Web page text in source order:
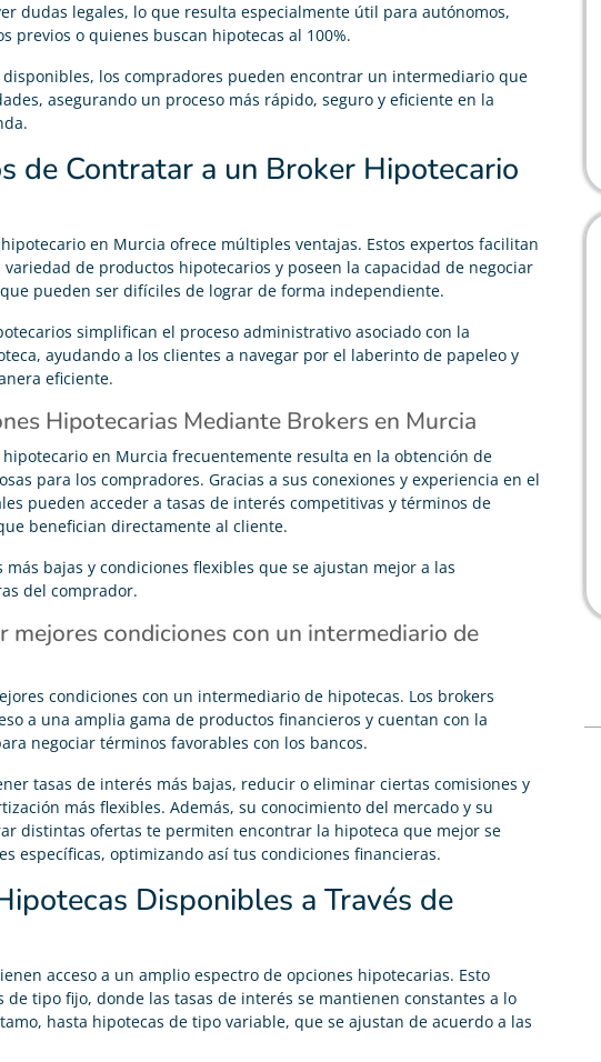
dudas legales, lo que resulta especialmente útil para autónomos,
previos o quienes buscan hipotecas al 100%.
los compradores pueden encontrar un intermediario que
asegurando un proceso más rápido, seguro y eficiente en la
de Contratar a un Broker Hipotecario
en Murcia ofrece múltiples ventajas. Estos expertos facilitan
variedad de productos hipotecarios y poseen la capacidad de negociar
pueden ser difíciles de lograr de forma independiente.
simplifican el proceso administrativo asociado con la
ayudando a los clientes a navegar por el laberinto de papeleo y
eficiente.
Hipotecarias Mediante Brokers en Murcia
en Murcia frecuentemente resulta en la obtención de
para los compradores. Gracias a sus conexiones y experiencia en el
pueden acceder a tasas de interés competitivas y términos de
benefician directamente al cliente.
bajas y condiciones flexibles que se ajustan mejor a las
del comprador.
mejores condiciones con un intermediario de
condiciones con un intermediario de hipotecas. Los brokers
a una amplia gama de productos financieros y cuentan con la
negociar términos favorables con los bancos.
tasas de interés más bajas, reducir o eliminar ciertas comisiones y
más flexibles. Además, su conocimiento del mercado y su
distintas ofertas te permiten encontrar la hipoteca que mejor se
específicas, optimizando así tus condiciones financieras.
Disponibles a Través de
acceso a un amplio espectro de opciones hipotecarias. Esto
de tipo fijo, donde las tasas de interés se mantienen constantes a lo
hasta hipotecas de tipo variable, que se ajustan de acuerdo a las
mi hipoteca.
me atendió, fue
Felipe Ramírez

Tras mucho buscar, he conseguido una hipoteca
dentro de lo que buscaba, realmente cumplen con lo
que dicen